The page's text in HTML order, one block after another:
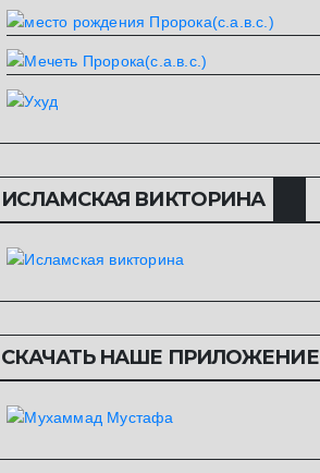
ИСЛАМСКАЯ ВИКТОРИНА
СКАЧАТЬ НАШЕ ПРИЛОЖЕНИЕ